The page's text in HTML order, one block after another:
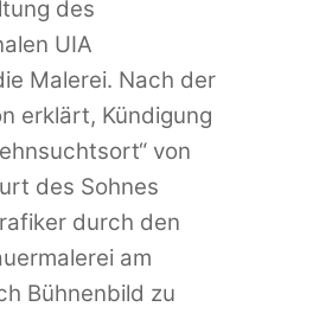
des
UIA
Malerei. Nach der
erklärt, Kündigung
von
des Sohnes
durch den
am
Bühnenbild zu